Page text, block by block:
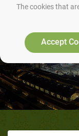
The cookies that
Accept
Come